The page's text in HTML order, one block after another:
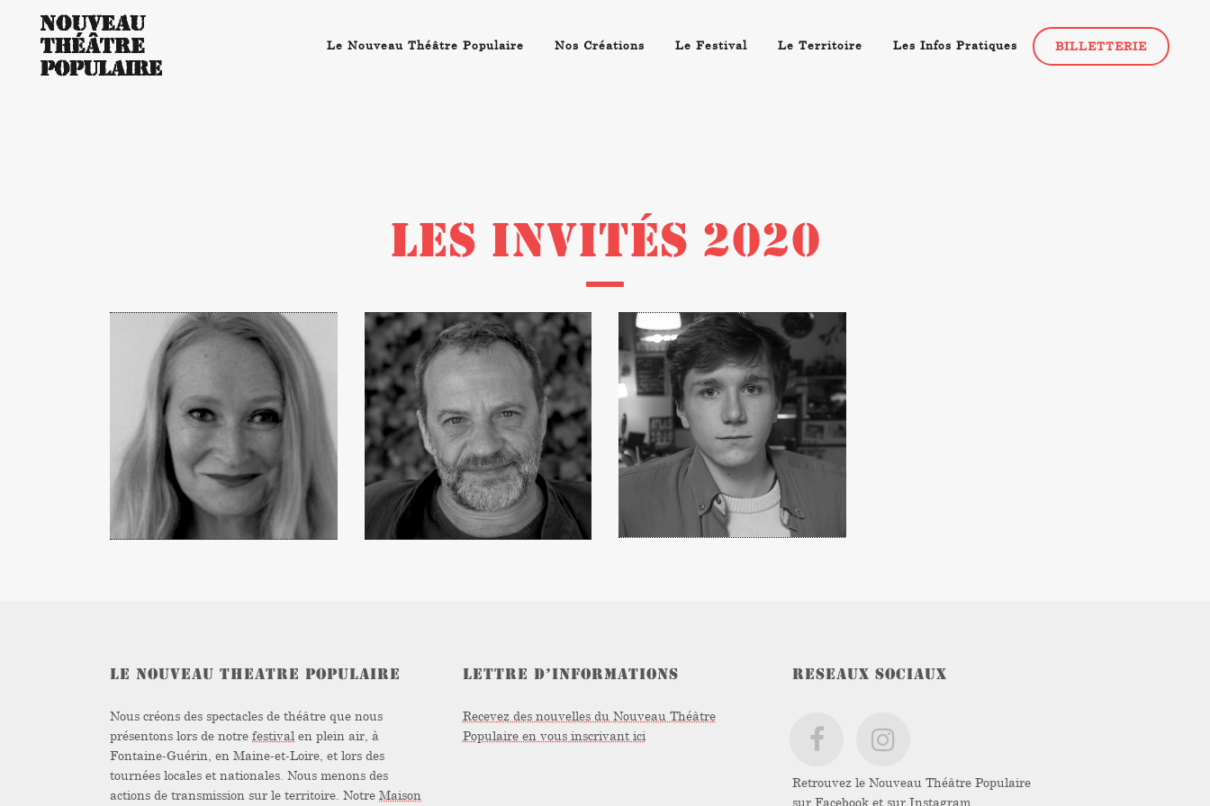
Le Nouveau Théâtre Populaire Nos Créations Le Festival Le Territoire Les Infos Pratiques BILLETTERIE
LES INVITÉS 2020
—
CÉLINE
CHÉENNE
–
COMÉDIENNE
ERIC
HERSON-
MACAREL
–
COMÉDIEN
THIBAULT
DELACOSTE
–
STAGIAIRE
LE NOUVEAU THEATRE POPULAIRE
Nous créons des spectacles de théâtre que nous
présentons lors de notre festival en plein air, à
Fontaine-Guérin, en Maine-et-Loire, et lors des
tournées locales et nationales. Nous menons des
actions de transmission sur le territoire. Notre Maison
LETTRE D’INFORMATIONS
Recevez des nouvelles du Nouveau Théâtre
Populaire en vous inscrivant ici
RESEAUX SOCIAUX
Retrouvez le Nouveau Théâtre Populaire
surFacebook et surInstagram